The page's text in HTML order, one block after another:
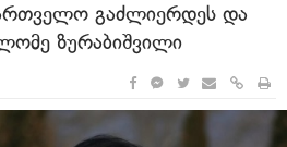
გაძლიერდეს და
ზურაბიშვილი